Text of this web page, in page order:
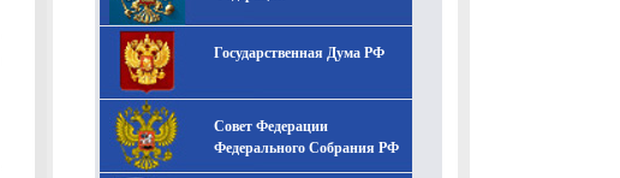
Государственная Дума РФ
Совет Федерации
Федерального Собрания РФ